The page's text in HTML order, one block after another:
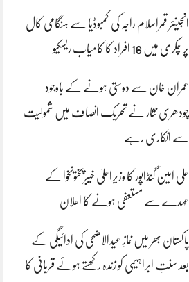
انجینئر قمراسلام راجہ کی کمبوڈیا سے ہنگامی کال
پر چکری میں 16 افراد کا کامیاب ریسکیو
عمران خان سے دوستی ہونے کے باوجود
چودھری نثار نے تحریک انصاف میں شمولیت
سے انکاری رہے
علی امین گنڈاپور کا وزیراعلیٰ خیبرپختونخوا کے
عہدے سے مستعفی ہونے کا اعلان
پاکستان بھر میں نمازِ عیدالاضحی کی ادائیگی کے
بعد سنتِ ابراہیمی کو زندہ رکھتے ہوئے قربانی کا